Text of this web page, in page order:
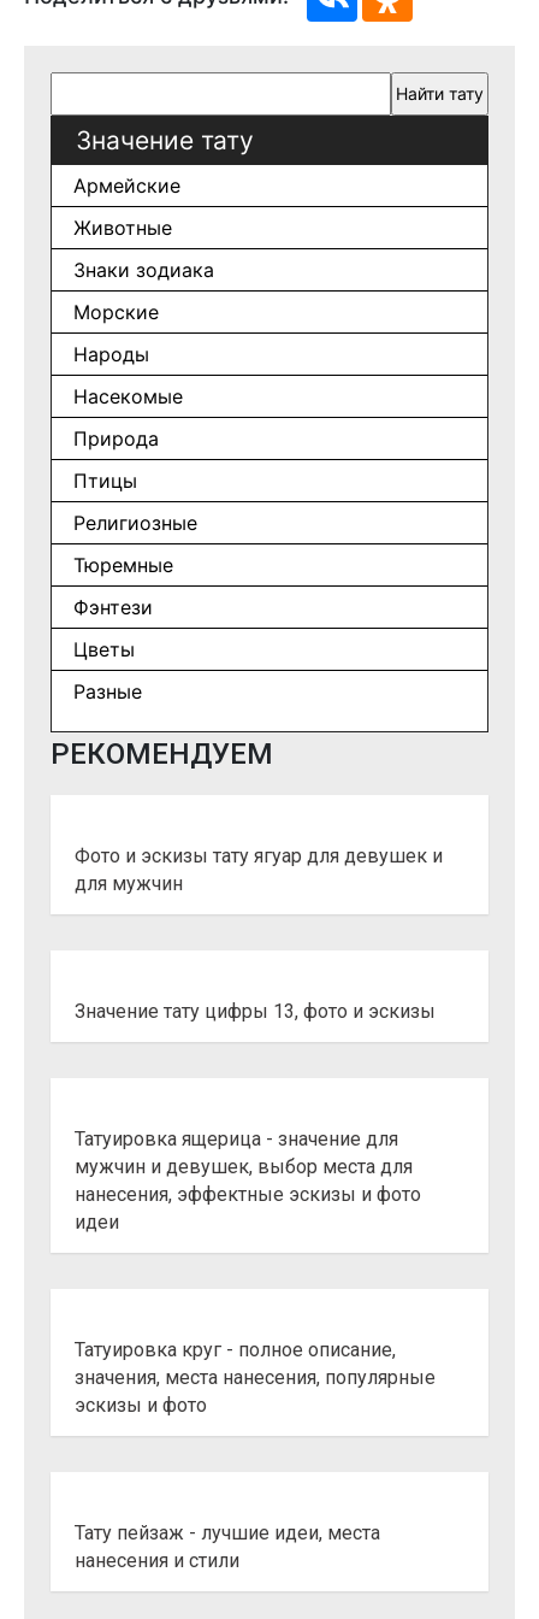
Значение тату
Армейские
Животные
Знаки зодиака
Морские
Народы
Насекомые
Природа
Птицы
Религиозные
Тюремные
Фэнтези
Цветы
Разные
РЕКОМЕНДУЕМ
Фото и эскизы тату ягуар для девушек и
для мужчин
Значение тату цифры 13, фото и эскизы
Татуировка ящерица - значение для
мужчин и девушек, выбор места для
нанесения, эффектные эскизы и фото
идеи
Татуировка круг - полное описание,
значения, места нанесения, популярные
эскизы и фото
Тату пейзаж - лучшие идеи, места
нанесения и стили